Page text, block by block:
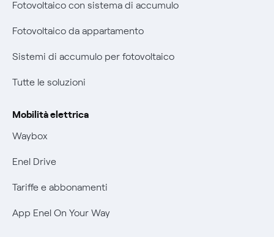
Parental Control – Navigazione sicura
Informazioni precontrattuali prodotti e servizi
Condizioni generali di contratto prodotti e servizi
Remit
Certificazioni
Nuove regole europee per la protezione dei dati
Offerte Placet non vulnerabili
Offerta Tutela Vulnerabilità Gas
Mobilità Elettrica
Phishing e truffe online
Verifica chi ti ha chiamato
Agevolazione utenti con disabilità per offerte Fibra
Fotovoltaico con sistema di accumulo
Fotovoltaico da appartamento
Sistemi di accumulo per fotovoltaico
Tutte le soluzioni
Mobilità elettrica
Waybox
Enel Drive
Tariffe e abbonamenti
App Enel On Your Way